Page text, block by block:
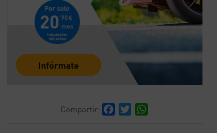
Compartir: Facebook
Twitter